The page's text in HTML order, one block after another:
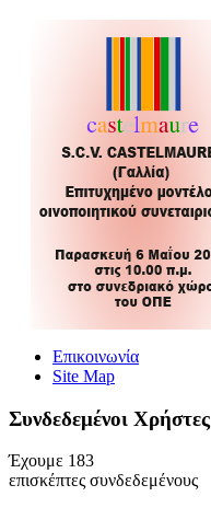
Επικοινωνία
Site Map
Συνδεδεμένοι Xρήστες
Έχουμε 183
επισκέπτες συνδεδεμένους